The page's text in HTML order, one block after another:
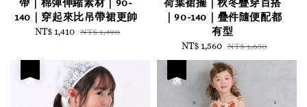
帶｜棉彈伸縮素材｜90-
140｜穿起來比吊帶裙更帥
Sale
NT$ 1,410 Regular
NT$ 1,490
荷葉裙擺｜秋冬疊穿百搭
｜90-140｜疊件隨便配都
有型
Sale
price
NT$ 1,560 Regular
price
NT$ 1,650